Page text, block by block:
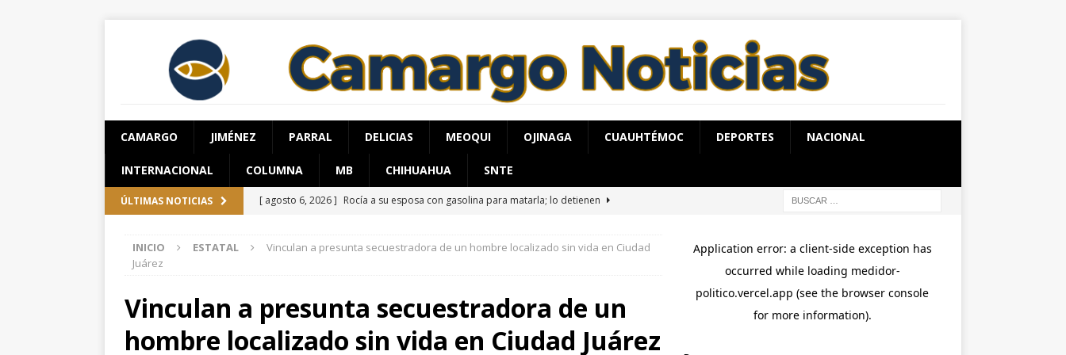
CAMARGO JIMÉNEZ PARRAL DELICIAS MEOQUI OJINAGA CUAUHTÉMOC DEPORTES NACIONAL
INTERNACIONAL COLUMNA MB CHIHUAHUA SNTE
ÚLTIMAS NOTICIAS [ agosto 6, 2026 ] Rocía a su esposa con gasolina para matarla; lo detienen
[ agosto 6, 2026 ] Guadalupe y Calvo opera con 21 policías municipales; corporación
[ agosto 6, 2026 ] Dan taller de autocuidado a adultos mayores de El Papalote
ESTATAL
INICIO ESTATAL
Vinculan a presunta secuestradora de un hombre localizado sin vida en Ciudad
Juárez
Vinculan a presunta secuestradora de un
hombre localizado sin vida en Ciudad Juárez